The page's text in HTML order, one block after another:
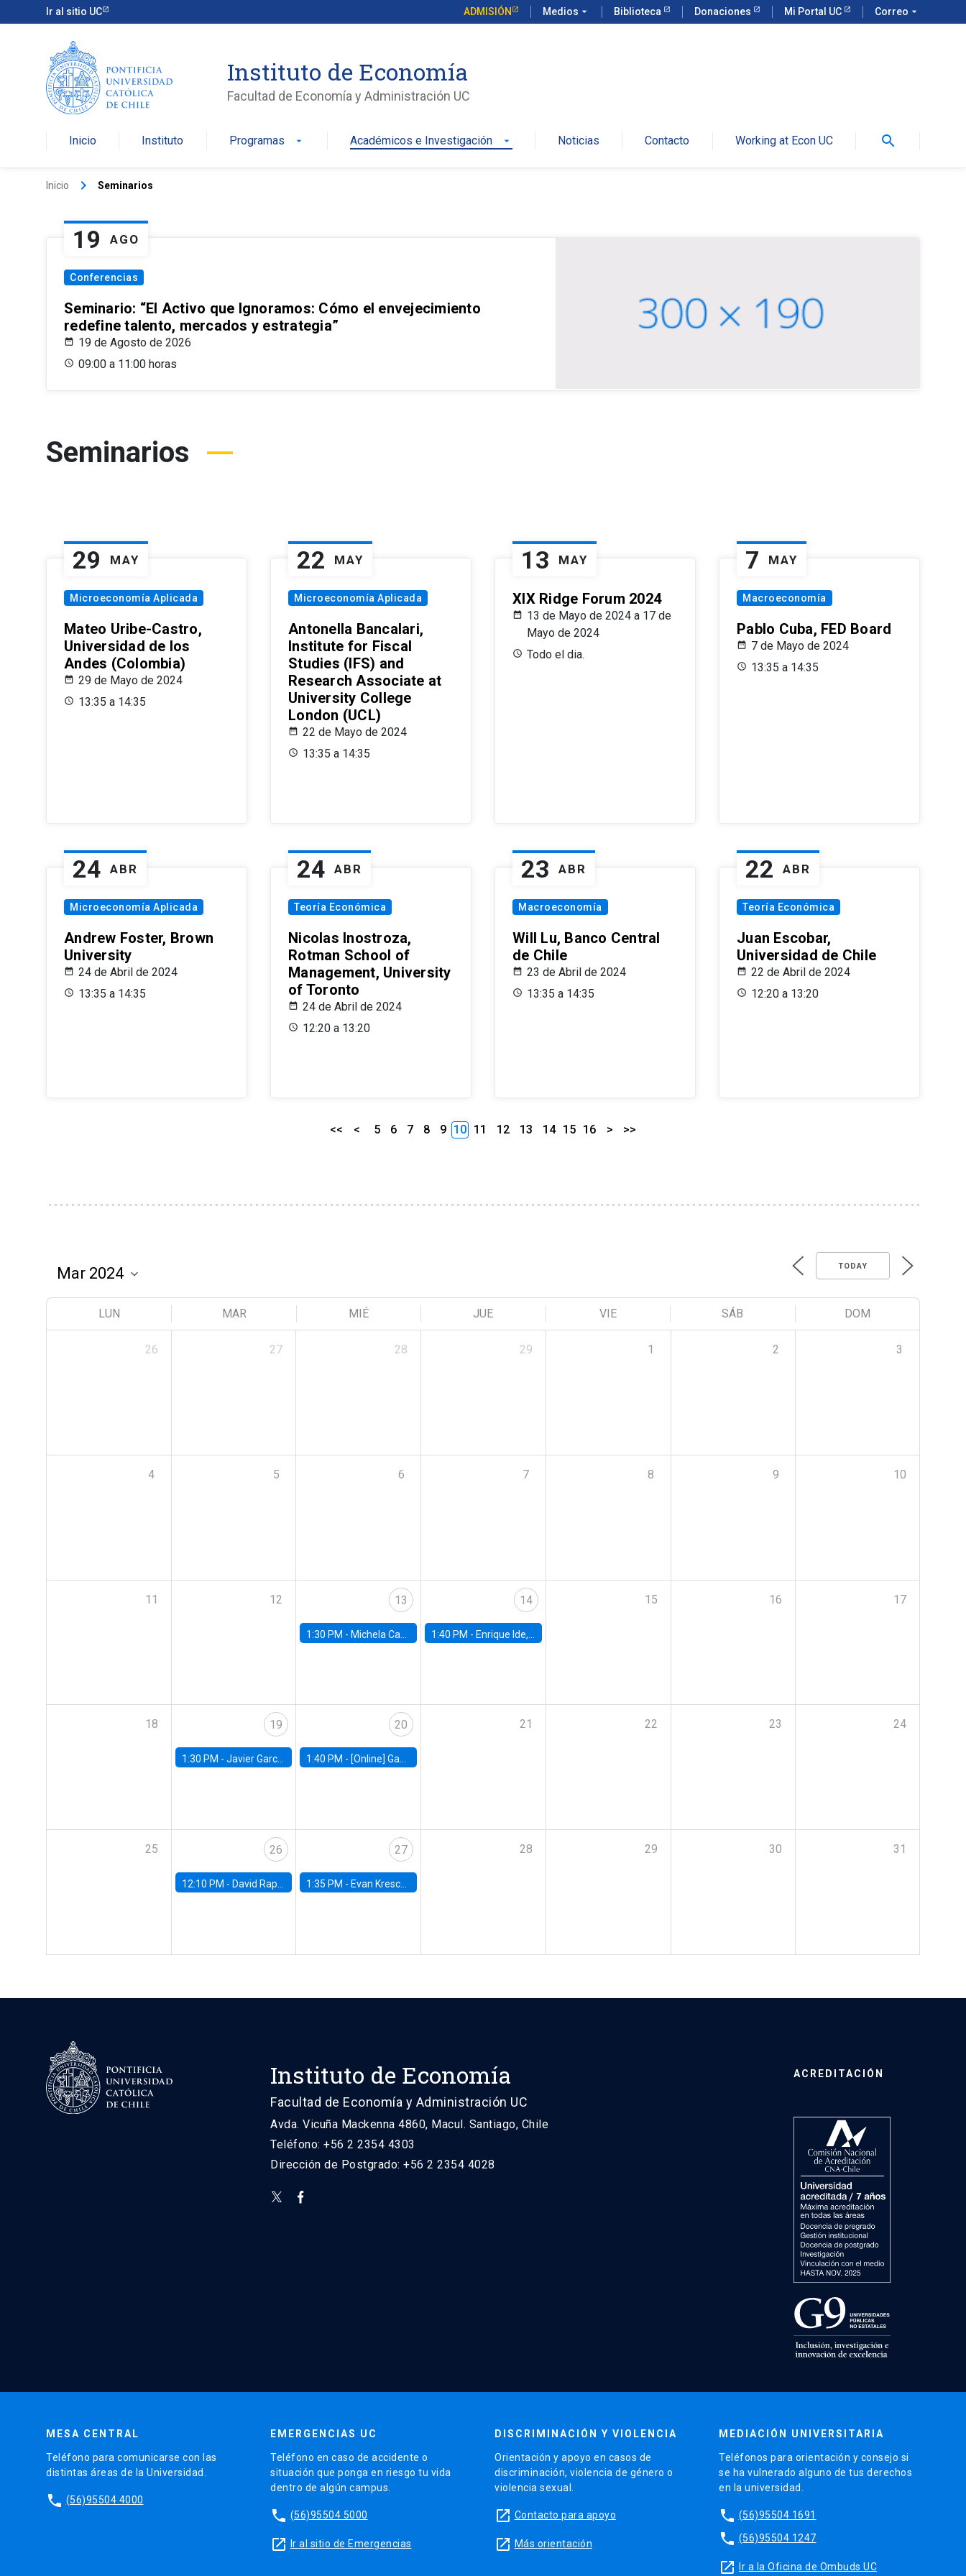
Ir al sitio UC ADMISIÓN Medios arrow_drop_down Biblioteca Donaciones Mi Portal UC Correo arrow_drop_down
Instituto de Economía
Facultad de Economía y Administración UC
Inicio Instituto Programas arrow_drop_down Académicos e Investigación arrow_drop_down Noticias Contacto Working at Econ UC search
Inicio keyboard_arrow_right Seminarios
19 AGO
Conferencias
Seminario: “El Activo que Ignoramos: Cómo el envejecimiento
redefine talento, mercados y estrategia”
19 de Agosto de 2026
09:00 a 11:00 horas
Seminarios
29 MAY
Microeconomía Aplicada
Mateo Uribe-Castro,
Universidad de los
Andes (Colombia)
29 de Mayo de 2024
13:35 a 14:35
22 MAY
Microeconomía Aplicada
Antonella Bancalari,
Institute for Fiscal
Studies (IFS) and
Research Associate at
University College
London (UCL)
22 de Mayo de 2024
13:35 a 14:35
13 MAY
XIX Ridge Forum 2024
13 de Mayo de 2024 a 17 de
Mayo de 2024
Todo el dia.
7 MAY
Macroeconomía
Pablo Cuba, FED Board
7 de Mayo de 2024
13:35 a 14:35
24 ABR
Microeconomía Aplicada
Andrew Foster, Brown
University
24 de Abril de 2024
13:35 a 14:35
24 ABR
Teoría Económica
Nicolas Inostroza,
Rotman School of
Management, University
of Toronto
24 de Abril de 2024
12:20 a 13:20
23 ABR
Macroeconomía
Will Lu, Banco Central
de Chile
23 de Abril de 2024
13:35 a 14:35
22 ABR
Teoría Económica
Juan Escobar,
Universidad de Chile
22 de Abril de 2024
12:20 a 13:20
<< < 5 6 7 8 9 10 11 12 13 14 15 16 > >>
TODAY
LUN MAR MIÉ JUE VIE SÁB DOM
26 27 28 29 1 2 3
4 5 6 7 8 9 10
11 12 13
1:30 PM - Michela Carlana, Harvard Kennedy School
14
1:40 PM - Enrique Ide, IESE
15 16 17
18 19
1:30 PM - Javier Garcia Cicco, Universidad de San Andres
20
1:40 PM - [Online] Gabriel Englander, World Bank
21 22 23 24
25 26
12:10 PM - David Rappoport, FED Board
27
1:35 PM - Evan Kresch, Oberlin College
28 29 30 31
Instituto de Economía
Facultad de Economía y Administración UC
Avda. Vicuña Mackenna 4860, Macul. Santiago, Chile
Teléfono: +56 2 2354 4303
Dirección de Postgrado: +56 2 2354 4028
ACREDITACIÓN
MESA CENTRAL
Teléfono para comunicarse con las
distintas áreas de la Universidad.
phone (56)95504 4000
EMERGENCIAS UC
Teléfono en caso de accidente o
situación que ponga en riesgo tu vida
dentro de algún campus.
phone (56)95504 5000
launch Ir al sitio de Emergencias
DISCRIMINACIÓN Y VIOLENCIA
Orientación y apoyo en casos de
discriminación, violencia de género o
violencia sexual.
launch Contacto para apoyo
launch Más orientación
MEDIACIÓN UNIVERSITARIA
Teléfonos para orientación y consejo si
se ha vulnerado alguno de tus derechos
en la universidad.
phone (56)95504 1691
phone (56)95504 1247
launch Ir a la Oficina de Ombuds UC